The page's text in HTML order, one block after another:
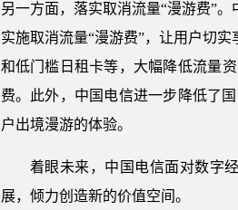
另一方面，落实取消流量“漫游费”
实施取消流量“漫游费”，让用户切
和低门槛日租卡等，大幅降低流量
费。此外，中国电信进一步降低了
户出境漫游的体验。
着眼未来，中国电信面对数字
展，倾力创造新的价值空间。